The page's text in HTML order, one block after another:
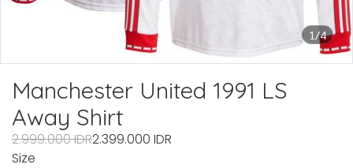
1/4
Manchester United 1991 LS
Away Shirt
2.999.000 IDR2.399.000 IDR
Size